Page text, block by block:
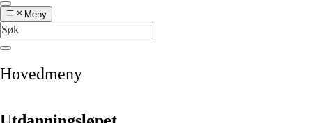
Meny
Hovedmeny